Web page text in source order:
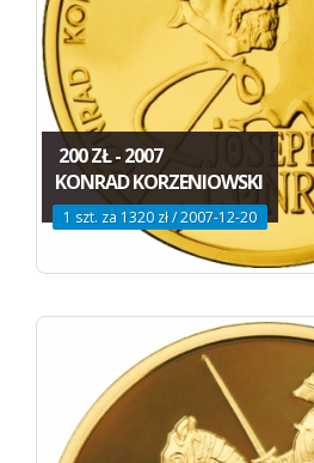
200 ZŁ - 2007
KONRAD KORZENIOWSKI
1 szt. za 1320 zł / 2007-12-20